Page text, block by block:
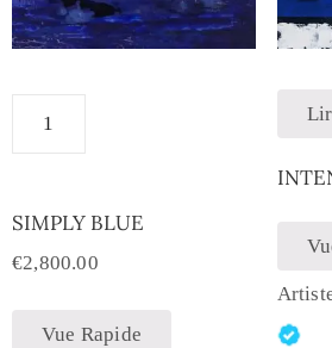
SIMPLY BLUE
€2,800.00
Vue Rapide